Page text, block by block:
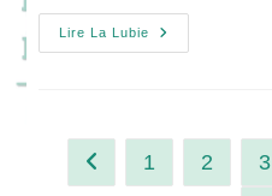
Lire La Lubie
WELCOME
TO
Story
À
La
Go to the previous page
1 2 3